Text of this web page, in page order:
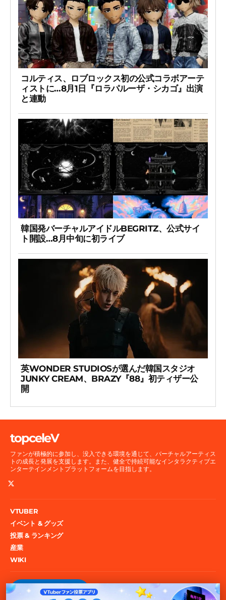
コルティス、ロブロックス初の公式コラボアーテ
ィストに…8月1日『ロラパルーザ・シカゴ』出演
と連動
韓国発バーチャルアイドルBEGRITZ、公式サイ
ト開設…8月中旬に初ライブ
英WONDER STUDIOSが選んだ韓国スタジオ
JUNKY CREAM、BRAZY『88』初ティザー公
開
topceleV
ファンが積極的に参加し、没入できる環境を通じて、バーチャルアーティス
トの成長と発展を支援します。また、健全で持続可能なインタラクティブエ
ンターテインメントプラットフォームを目指します。
VTUBER
イベント & グッズ
投票 & ランキング
産業
WIKI
投票権をゲット！